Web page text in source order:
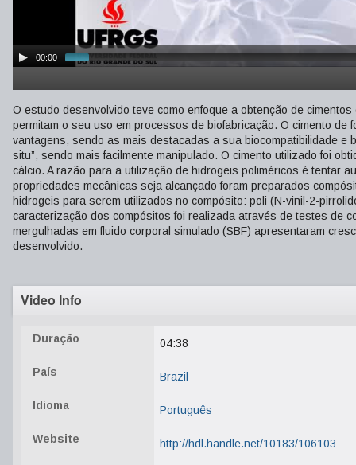
00:00
O estudo desenvolvido teve como enfoque a obtenção de
permitam o seu uso em processos de biofabricação. O cimento
vantagens, sendo as mais destacadas a sua biocompatibilidade e
situ”, sendo mais facilmente manipulado. O cimento utilizado foi
cálcio. A razão para a utilização de hidrogeis poliméricos é tentar
propriedades mecânicas seja alcançado foram preparados
hidrogeis para serem utilizados no compósito: poli (N-vinil-2-
caracterização dos compósitos foi realizada através de testes de
mergulhadas em fluido corporal simulado (SBF) apresentaram
desenvolvido.
Video Info
Duração 04:38
País Brazil
Idioma Português
Website http://hdl.handle.net/10183/106103